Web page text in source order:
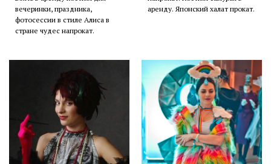
вечеринки, праздника,
фотосессии в стиле Алиса в
стране чудес напрокат.
аренду. Японский халат прокат.